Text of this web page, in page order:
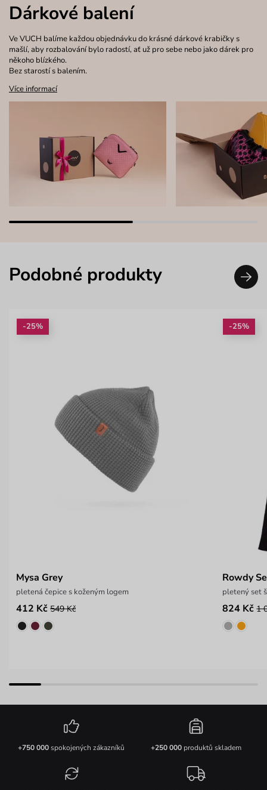
Dárkové balení
Ve VUCH balíme každou objednávku do krásné dárkové krabičky s
mašlí, aby rozbalování bylo radostí, ať už pro sebe nebo jako dárek pro
někoho blízkého.
Bez starostí s balením.
Více informací
Podobné produkty
-25%
Mysa Grey
pletená čepice s koženým logem
412 Kč 549 Kč
-25%
Rowdy
pletený set
824 Kč 1
+750 000spokojených zákazníků +250 000produktů skladem